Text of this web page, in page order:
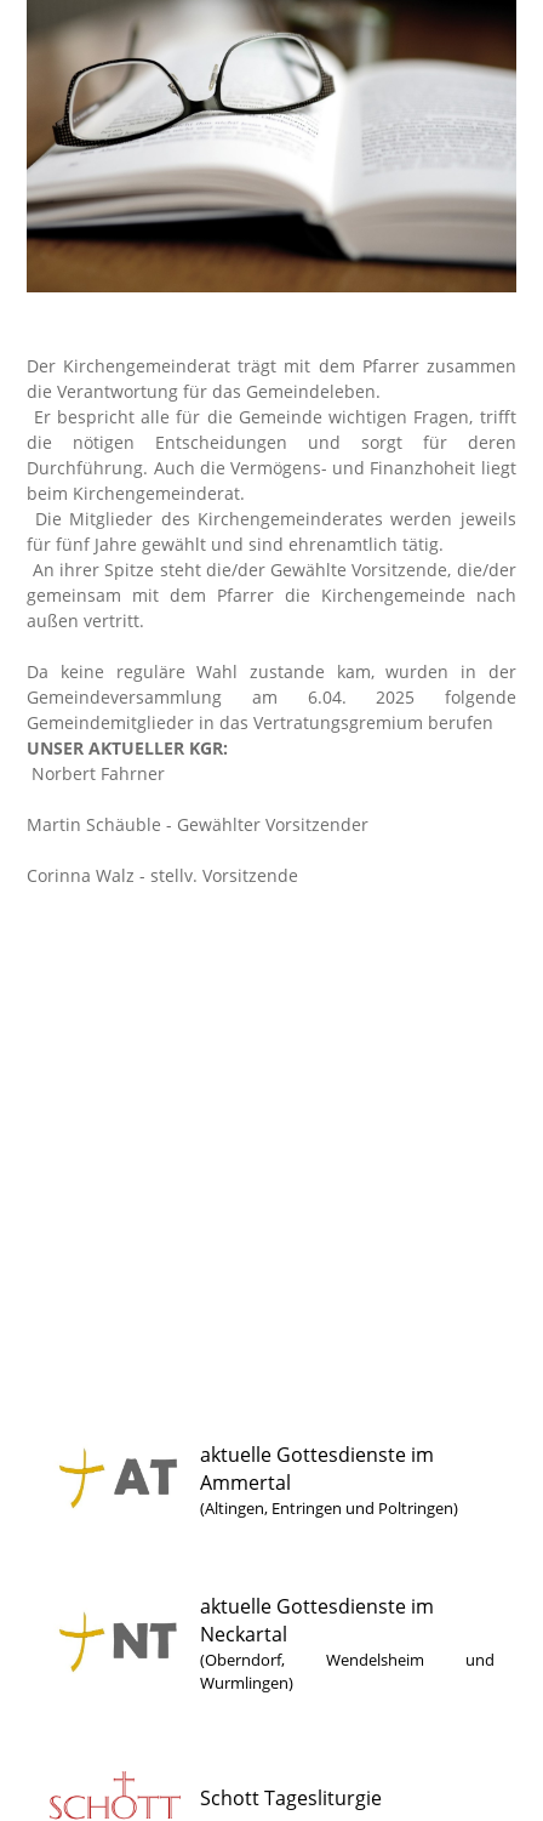
Der Kirchengemeinderat trägt mit dem Pfarrer zusam­men
die Verantwortung für das Gemeindeleben.
Er bespricht alle für die Gemeinde wichtigen Fragen, trifft
die nötigen Entscheidungen und sorgt für deren
Durchführung. Auch die Vermögens- und Finanzhoheit liegt
beim Kirchengemeinderat.
Die Mitglieder des Kirchengemeinderates werden jeweils
für fünf Jahre gewählt und sind ehrenamtlich tätig.
An ihrer Spitze steht die/der Gewählte Vor­sitzende, die/der
gemeinsam mit dem Pfarrer die Kirchen­gemeinde nach
außen vertritt.
Da keine reguläre Wahl zustande kam, wurden in der
Gemeindeversammlung am 6.04. 2025 folgende
Gemeindemitglieder in das Vertratungsgremium berufen
UNSER AKTUELLER KGR:
Norbert Fahrner
Martin Schäuble - Gewählter Vorsitzender
Corinna Walz - stellv. Vorsitzende
aktuelle Gottesdienste im
Ammertal
(Altingen, Entringen und Poltringen)
aktuelle Gottesdienste im
Neckartal
(Oberndorf, Wendelsheim und
Wurmlingen)
Schott Tagesliturgie